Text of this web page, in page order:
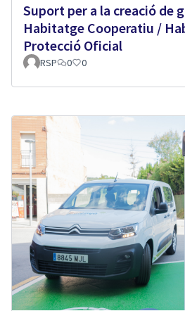
Suport per a la creació de
Habitatge Cooperatiu /
Protecció Oficial
RSP 0 0